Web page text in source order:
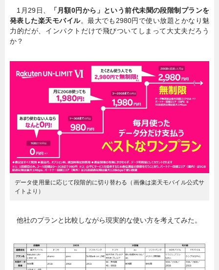
副業 ニュース
暮らし エンタメ
連載一覧
1月29日、
「月額0円から」という前代未聞の段階制プランを
発表した楽天モバイル。最大でも2980円で使い放題とかなり魅
力的だが、インパクトだけで飛びついてしまって大丈夫だろう
か？
データ使用量に応じて段階的に切り替わる（画像は楽天モバイル公式サ
イトより）
他社のプランと比較しながら現実的な使い方を考えてみた。